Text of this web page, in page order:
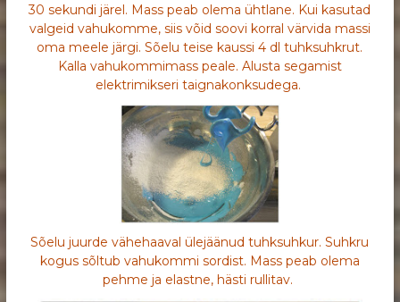
30 sekundi järel. Mass peab olema ühtlane. Kui kasutad
valgeid vahukomme, siis võid soovi korral värvida massi
oma meele järgi. Sõelu teise kaussi 4 dl tuhksuhkrut.
Kalla vahukommimass peale. Alusta segamist
elektrimikseri taignakonksudega.
Sõelu juurde vähehaaval ülejäänud tuhksuhkur. Suhkru
kogus sõltub vahukommi sordist. Mass peab olema
pehme ja elastne, hästi rullitav.